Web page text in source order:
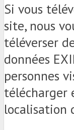
Si vous
site, nous
téléverser
données
personnes
télécharger
localisation